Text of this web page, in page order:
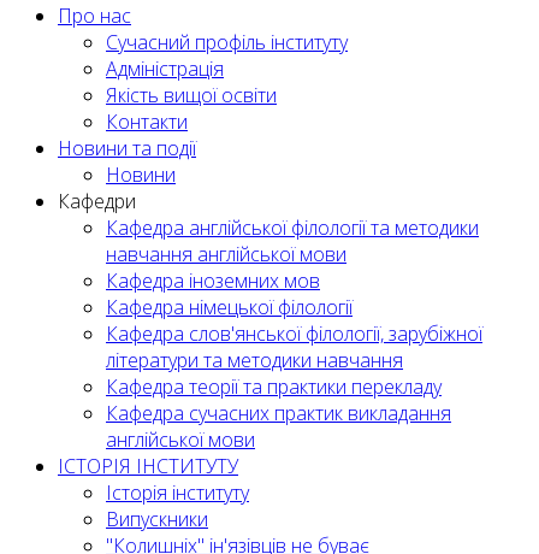
Про нас
Сучасний профіль інституту
Адміністрація
Якість вищої освіти
Контакти
Новини та події
Новини
Кафедри
Кафедра англійської філології та методики
навчання англійської мови
Кафедра іноземних мов
Кафедра німецької філології
Кафедра слов'янської філології, зарубіжної
літератури та методики навчання
Кафедра теорії та практики перекладу
Кафедра сучасних практик викладання
англійської мови
ІСТОРІЯ ІНСТИТУТУ
Історія інституту
Випускники
"Колишніх" ін'язівців не буває